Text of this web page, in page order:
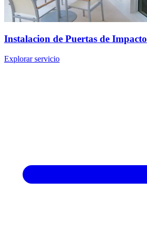
Instalacion de Puertas de Impacto
Explorar servicio